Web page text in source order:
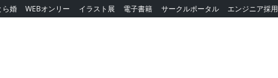
ら婚 WEBオンリー イラスト展 電子書籍 サークルポータル エンジニア採用